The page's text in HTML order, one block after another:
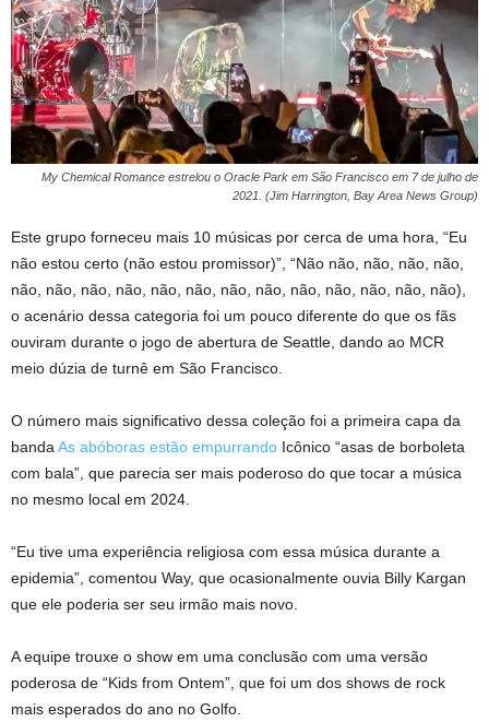
My Chemical Romance estrelou o Oracle Park em São Francisco em 7 de julho de
2021. (Jim Harrington, Bay Area News Group)
Este grupo forneceu mais 10 músicas por cerca de uma hora, “Eu
não estou certo (não estou promissor)”, “Não não, não, não, não,
não, não, não, não, não, não, não, não, não, não, não, não, não),
o acenário dessa categoria foi um pouco diferente do que os fãs
ouviram durante o jogo de abertura de Seattle, dando ao MCR
meio dúzia de turnê em São Francisco.
O número mais significativo dessa coleção foi a primeira capa da
banda As abóboras estão empurrando Icônico “asas de borboleta
com bala”, que parecia ser mais poderoso do que tocar a música
no mesmo local em 2024.
“Eu tive uma experiência religiosa com essa música durante a
epidemia”, comentou Way, que ocasionalmente ouvia Billy Kargan
que ele poderia ser seu irmão mais novo.
A equipe trouxe o show em uma conclusão com uma versão
poderosa de “Kids from Ontem”, que foi um dos shows de rock
mais esperados do ano no Golfo.